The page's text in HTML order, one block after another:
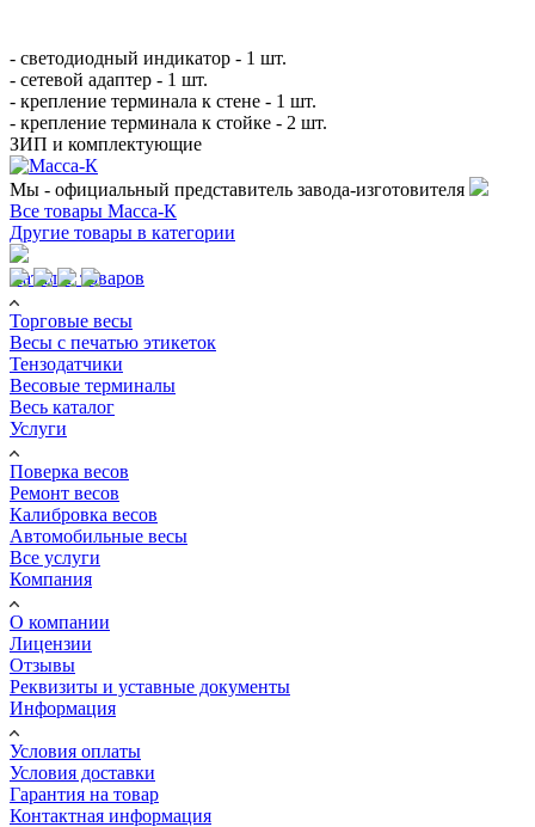
- светодиодный индикатор - 1 шт.
- сетевой адаптер - 1 шт.
- крепление терминала к стене - 1 шт.
- крепление терминала к стойке - 2 шт.
ЗИП и комплектующие
Мы - официальный представитель завода-изготовителя
Все товары Масса-К
Другие товары в категории
Каталог товаров
Торговые весы
Весы с печатью этикеток
Тензодатчики
Весовые терминалы
Весь каталог
Услуги
Поверка весов
Ремонт весов
Калибровка весов
Автомобильные весы
Все услуги
Компания
О компании
Лицензии
Отзывы
Реквизиты и уставные документы
Информация
Условия оплаты
Условия доставки
Гарантия на товар
Контактная информация